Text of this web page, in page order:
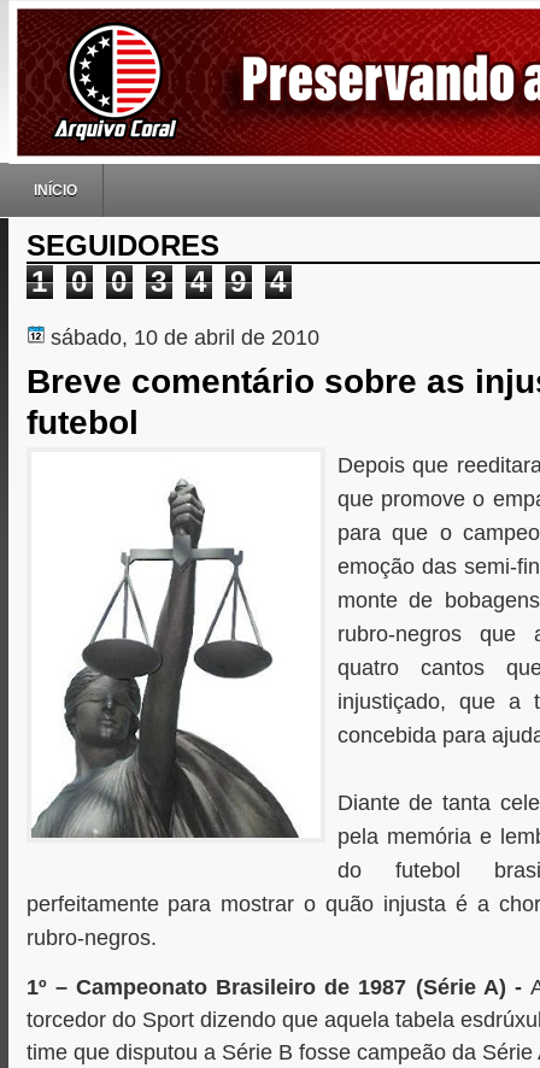
INÍCIO
SEGUIDORES
1
0 0 3 4 9 4
sábado, 10 de abril de 2010
Breve comentário sobre as
futebol
Depois que
que promove o
para que o
emoção das semi-
monte de
rubro-negros que
quatro cantos
injustiçado, que a
concebida para
Diante de tanta
pela memória e
do futebol
perfeitamente para mostrar o quão injusta é a
rubro-negros.
1º – Campeonato Brasileiro de 1987 (Série A) -
torcedor do Sport dizendo que aquela tabela
time que disputou a Série B fosse campeão da Série